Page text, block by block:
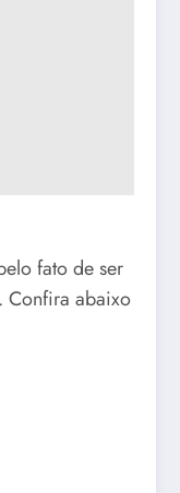
fato de ser
Confira abaixo